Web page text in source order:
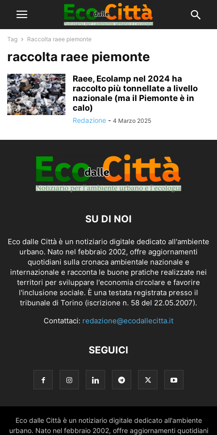
Tag Raccolta raee piemonte
raccolta raee piemonte
Raee, Ecolamp nel 2024 ha
raccolto più tonnellate a livello
nazionale (ma il Piemonte è in
calo)
Redazione - 4 Marzo 2025
SU DI NOI
Eco dalle Città è un notiziario digitale dedicato all'ambiente
urbano. Nato nel febbraio 2002, offre aggiornamenti
quotidiani sulla cronaca ambientale nazionale e
internazionale e racconta le buone pratiche realizzate nei
territori per sviluppare l'economia circolare e favorire
l'inclusione sociale. È una testata registrata presso il
tribunale di Torino (iscrizione n. 58 del 22.05.2007).
Contattaci: redazione@ecodallecitta.it
SEGUICI
Eco dalle Città è un notiziario digitale dedicato all'ambiente
urbano. Nato nel febbraio 2002, offre aggiornamenti quotidiani